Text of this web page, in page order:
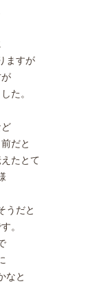
ますが
た。
だと
たとて
うだと
。
なと